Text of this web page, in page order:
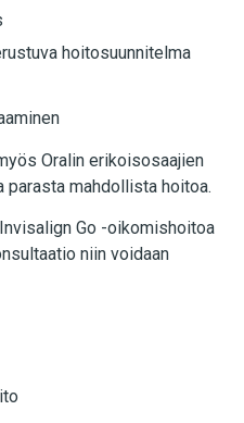
hoitosuunnitelma
Oralin erikoisosaajien
parasta mahdollista hoitoa.
Go -oikomishoitoa
niin voidaan